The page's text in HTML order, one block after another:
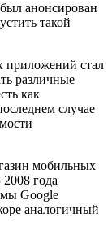
анонсирован
такой
стал
различные
как
случае
мобильных
года
Google
аналогичный